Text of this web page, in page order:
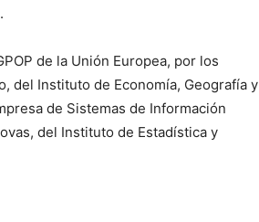
de la Unión Europea, por los
del Instituto de Economía, Geografía y
de Sistemas de Información
del Instituto de Estadística y